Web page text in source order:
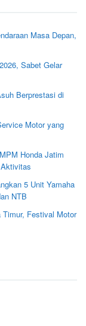
Masa Depan,
Sabet Gelar
Berprestasi di
Motor yang
Honda Jatim
5 Unit Yamaha
NTB
Timur, Festival Motor